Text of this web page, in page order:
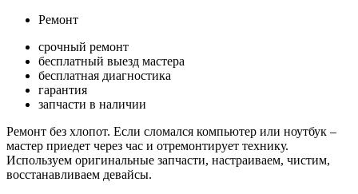
Ремонт
срочный ремонт
бесплатный выезд мастера
бесплатная диагностика
гарантия
запчасти в наличии
Ремонт без хлопот. Если сломался компьютер или ноутбук –
мастер приедет через час и отремонтирует технику.
Используем оригинальные запчасти, настраиваем, чистим,
восстанавливаем девайсы.